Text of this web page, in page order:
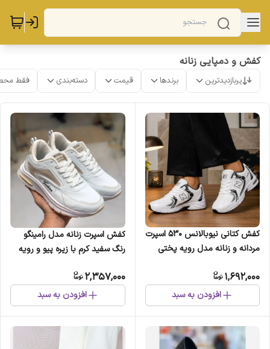
کفش و دمپایی زنانه
پربازدیدترین برندها قیمت دسته‌بندی فقط
کفش کتانی نیوبالانس 530 اسپرت
مردانه و زنانه مدل رویه پختی
44
1,692,000
افزودن به سبد
کفش اسپرت زنانه مدل رامینگو
رنگ سفید کرم با زیره پیو و رویه
2,357,000
افزودن به سبد